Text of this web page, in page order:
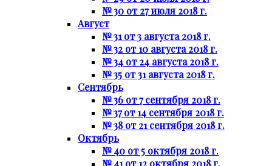
№ 30 от 27 июля 2018 г.
Август
№ 31 от 3 августа 2018 г.
№ 32 от 10 августа 2018 г.
№ 34 от 24 августа 2018 г.
№ 35 от 31 августа 2018 г.
Сентябрь
№ 36 от 7 сентября 2018 г.
№ 37 от 14 сентября 2018 г.
№ 38 от 21 сентября 2018 г.
Октябрь
№ 40 от 5 октября 2018 г.
№ 41 от 12 октября 2018 г.